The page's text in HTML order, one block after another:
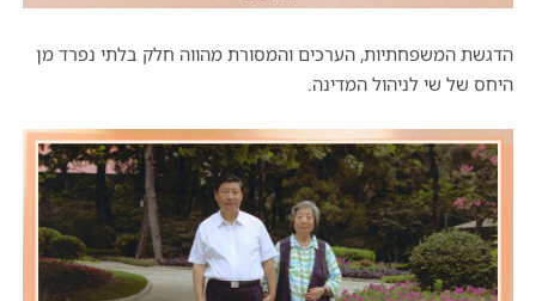
הדגשת המשפחתיות, הערכים והמסורת מהווה חלק בלתי נפרד מן
היחס של שי לניהול המדינה.